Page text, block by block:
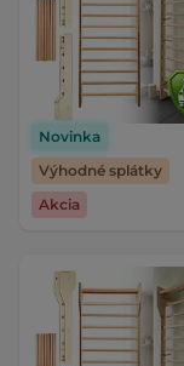
Novinka
Výhodné splátky
Akcia